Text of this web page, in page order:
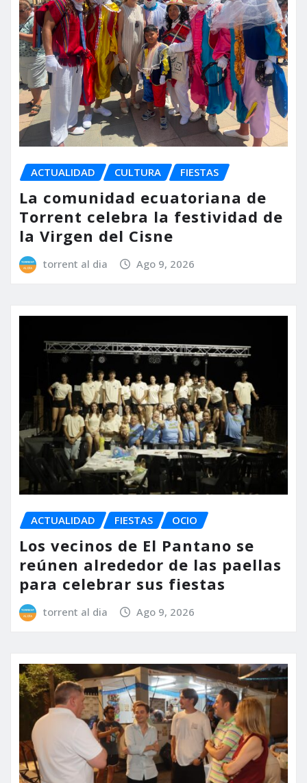
ACTUALIDAD CULTURA FIESTAS
La comunidad ecuatoriana de
Torrent celebra la festividad de
la Virgen del Cisne
torrent al dia Ago 9, 2026
ACTUALIDAD FIESTAS OCIO
Los vecinos de El Pantano se
reúnen alrededor de las paellas
para celebrar sus fiestas
torrent al dia Ago 9, 2026